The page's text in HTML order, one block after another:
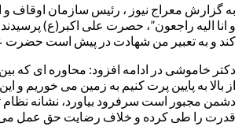
به گزارش معراج نیوز ، رئیس سازمان اوقاف و
و انا الیه راجعون”، حصرت علی اکبر(ع)
کند و به تعبیر من شهادت در پیش است حضرت
دکتر خاموشی در ادامه افزود: محاوره ای که
از بالا به پایین پرت کنیم به زمین می خوریم
دشمن مجبور است سرفرود بیاورد، نشانه
قدرت را طی کرده و خلاف رضایت حق عمل می